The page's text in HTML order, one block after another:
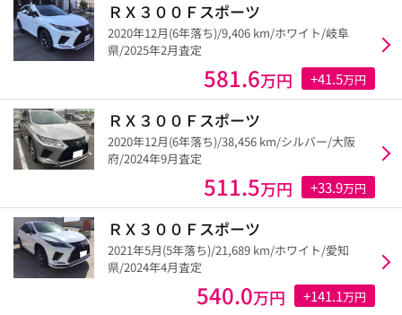
ＲＸ３００Ｆスポーツ
2020年12月(6年落ち)/9,406 km/ホワイト/岐阜
県/2025年2月査定
581.6万円 +41.5万円
ＲＸ３００Ｆスポーツ
2020年12月(6年落ち)/38,456 km/シルバー/大阪
府/2024年9月査定
511.5万円 +33.9万円
ＲＸ３００Ｆスポーツ
2021年5月(5年落ち)/21,689 km/ホワイト/愛知
県/2024年4月査定
540.0万円 +141.1万円